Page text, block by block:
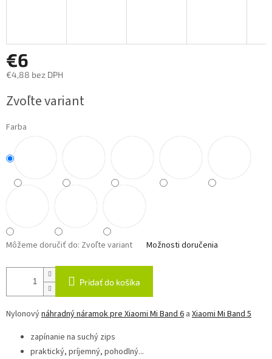
€6
€4,88 bez DPH
cena:
Zvoľte variant
Farba
Môžeme doručiť do: Zvoľte variant Možnosti doručenia
Pridať do košíka
Nylonovýnáhradný náramok pre Xiaomi Mi Band 6 a Xiaomi Mi Band 5
zapínanie na suchý zips
praktický, príjemný, pohodlný...